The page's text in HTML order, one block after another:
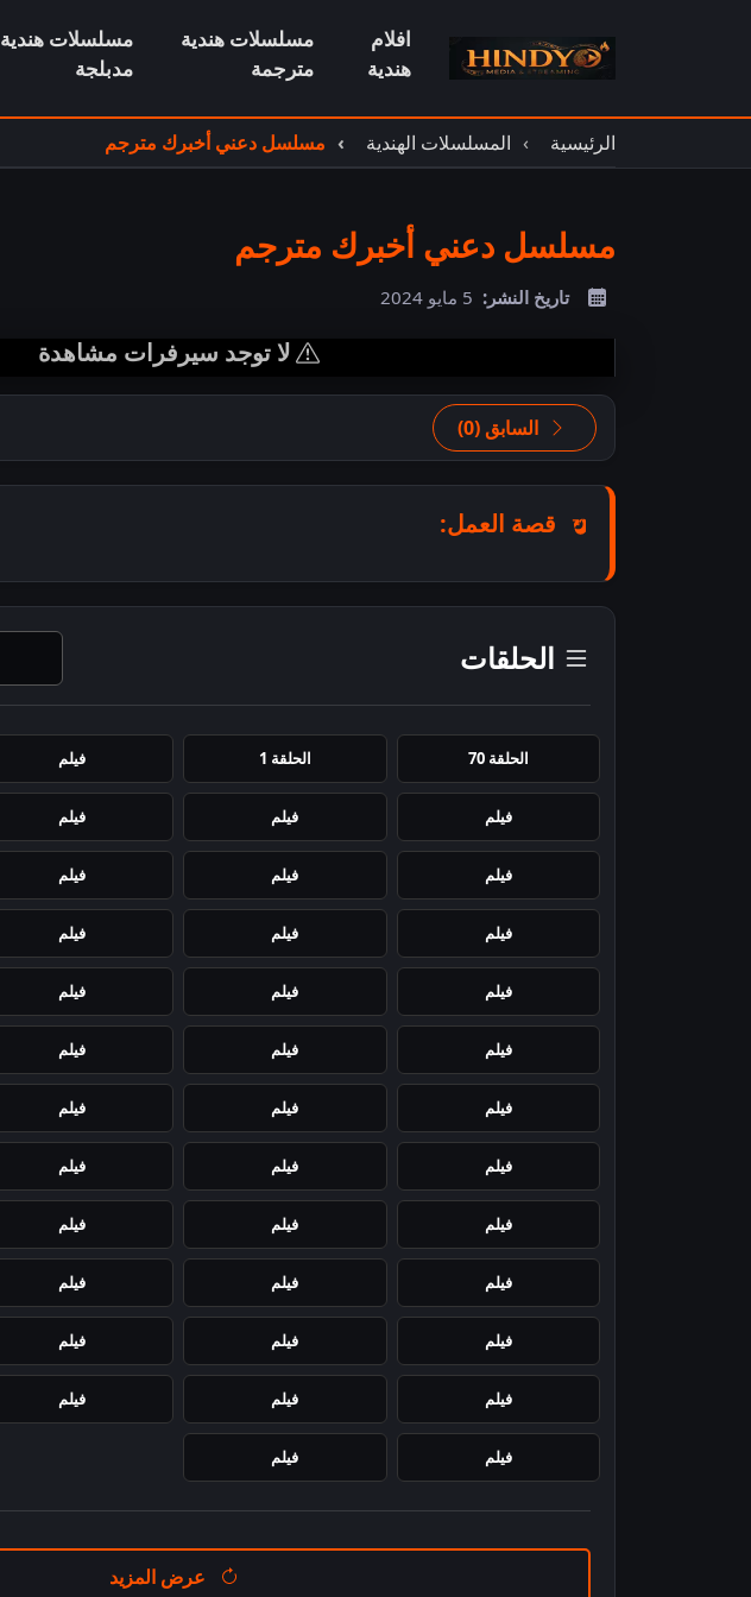
افلام
هندية
مسلسلات هندية
مترجمة
مسلسلات هندية
مدبلجة
الرئيسية المسلسلات الهندية مسلسل دعني أخبرك مترجم
مسلسل دعني أخبرك مترجم
تاريخ النشر: 5 مايو 2024
لا توجد سيرفرات مشاهدة
السابق (0)
قصة العمل:
الحلقات
الحلقة 70 الحلقة 1 فيلم
فيلم فيلم فيلم
فيلم فيلم فيلم
فيلم فيلم فيلم
فيلم فيلم فيلم
فيلم فيلم فيلم
فيلم فيلم فيلم
فيلم فيلم فيلم
فيلم فيلم فيلم
فيلم فيلم فيلم
فيلم فيلم فيلم
فيلم فيلم فيلم
فيلم فيلم
عرض المزيد